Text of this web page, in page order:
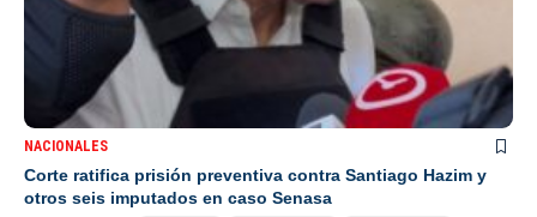
NACIONALES
Corte ratifica prisión preventiva contra Santiago Hazim y
otros seis imputados en caso Senasa